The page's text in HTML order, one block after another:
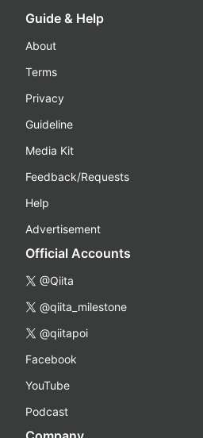
Guide & Help
About
Terms
Privacy
Guideline
Media Kit
Feedback/Requests
Help
Advertisement
Official Accounts
@Qiita
@qiita_milestone
@qiitapoi
Facebook
YouTube
Podcast